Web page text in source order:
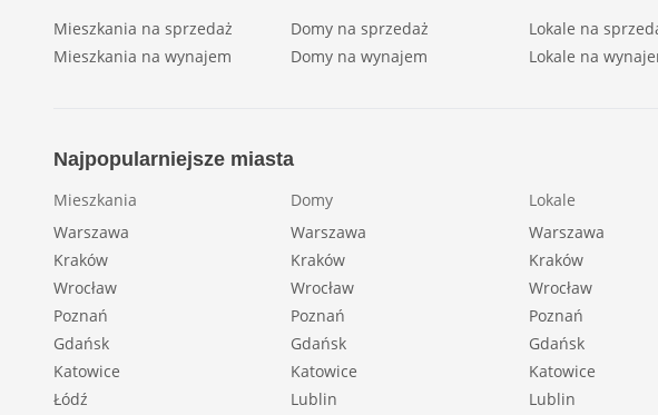
Mieszkania na sprzedaż
Mieszkania na wynajem
Domy na sprzedaż
Domy na wynajem
Lokale na
Lokale na
Najpopularniejsze miasta
Mieszkania
Warszawa
Kraków
Wrocław
Poznań
Gdańsk
Katowice
Łódź
Domy
Warszawa
Kraków
Wrocław
Poznań
Gdańsk
Katowice
Lublin
Lokale
Warszawa
Kraków
Wrocław
Poznań
Gdańsk
Katowice
Lublin